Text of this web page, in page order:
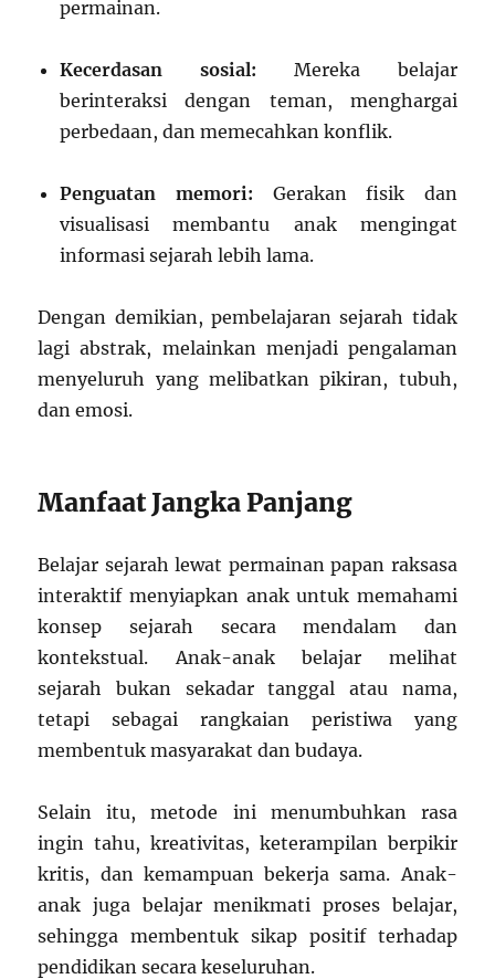
permainan.
Kecerdasan sosial: Mereka belajar
berinteraksi dengan teman, menghargai
perbedaan, dan memecahkan konflik.
Penguatan memori: Gerakan fisik dan
visualisasi membantu anak mengingat
informasi sejarah lebih lama.
Dengan demikian, pembelajaran sejarah tidak
lagi abstrak, melainkan menjadi pengalaman
menyeluruh yang melibatkan pikiran, tubuh,
dan emosi.
Manfaat Jangka Panjang
Belajar sejarah lewat permainan papan raksasa
interaktif menyiapkan anak untuk memahami
konsep sejarah secara mendalam dan
kontekstual. Anak-anak belajar melihat
sejarah bukan sekadar tanggal atau nama,
tetapi sebagai rangkaian peristiwa yang
membentuk masyarakat dan budaya.
Selain itu, metode ini menumbuhkan rasa
ingin tahu, kreativitas, keterampilan berpikir
kritis, dan kemampuan bekerja sama. Anak-
anak juga belajar menikmati proses belajar,
sehingga membentuk sikap positif terhadap
pendidikan secara keseluruhan.